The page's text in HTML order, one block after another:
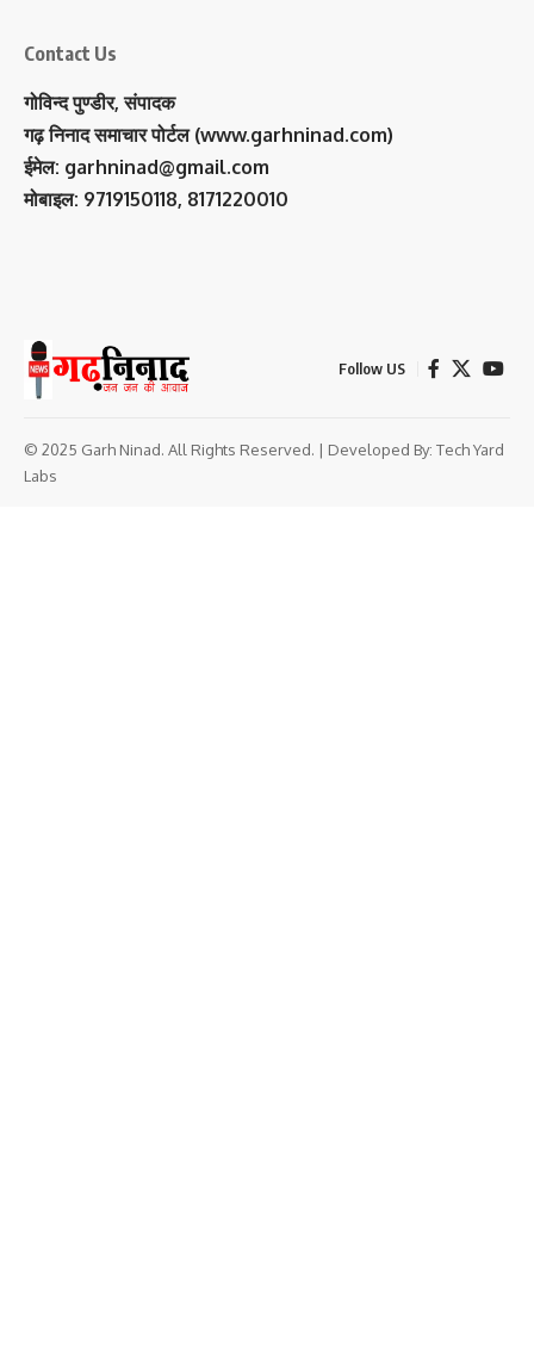
Contact Us
गोविन्द पुण्डीर, संपादक
गढ़ निनाद समाचार पोर्टल (www.garhninad.com)
ईमेल: garhninad@gmail.com
मोबाइल: 9719150118, 8171220010
Follow US
© 2025 Garh Ninad. All Rights Reserved. | Developed By: Tech Yard
Labs